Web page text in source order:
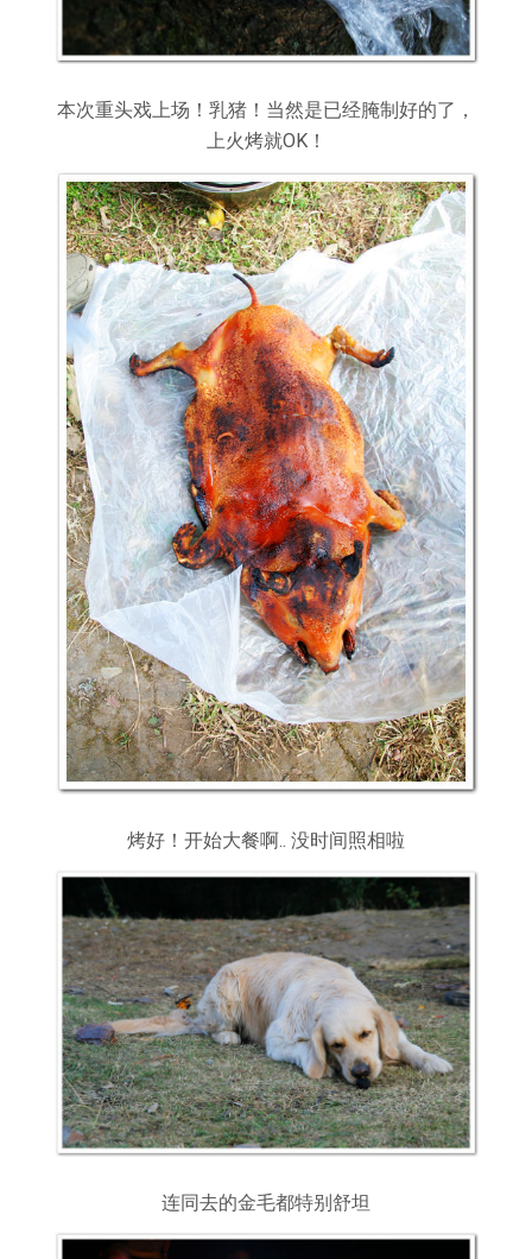
本次重头戏上场！乳猪！当然是已经腌制好的了，
上火烤就OK！
烤好！开始大餐啊.. 没时间照相啦
连同去的金毛都特别舒坦